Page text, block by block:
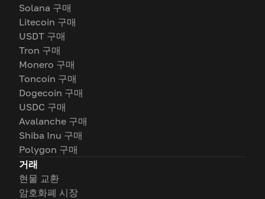
Solana 구매
Litecoin 구매
USDT 구매
Tron 구매
Monero 구매
Toncoin 구매
Dogecoin 구매
USDC 구매
Avalanche 구매
Shiba Inu 구매
Polygon 구매
거래
현물 교환
암호화폐 시장